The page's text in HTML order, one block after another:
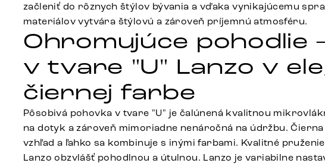
začleniť do rôznych štýlov bývania a vďaka vynikajúcemu
materiálov vytvára štýlovú a zároveň príjemnú atmosféru.
Ohromujúce pohodlie
v tvare "U" Lanzo v
čiernej farbe
Pôsobivá pohovka v tvare "U" je čalúnená kvalitnou
na dotyk a zároveň mimoriadne nenáročná na údržbu.
vzhľad a ľahko sa kombinuje s inými farbami. Kvalitné
Lanzo obzvlášť pohodlnou a útulnou. Lanzo je variabilne